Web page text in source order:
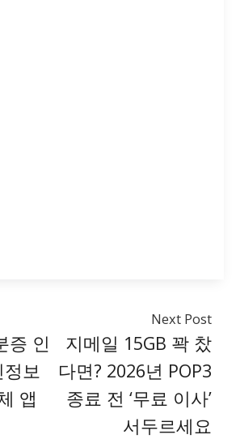
증 인
정보
앱
Next Post
지메일 15GB 꽉 찼
다면? 2026년 POP3
종료 전 ‘무료 이사’
서두르세요